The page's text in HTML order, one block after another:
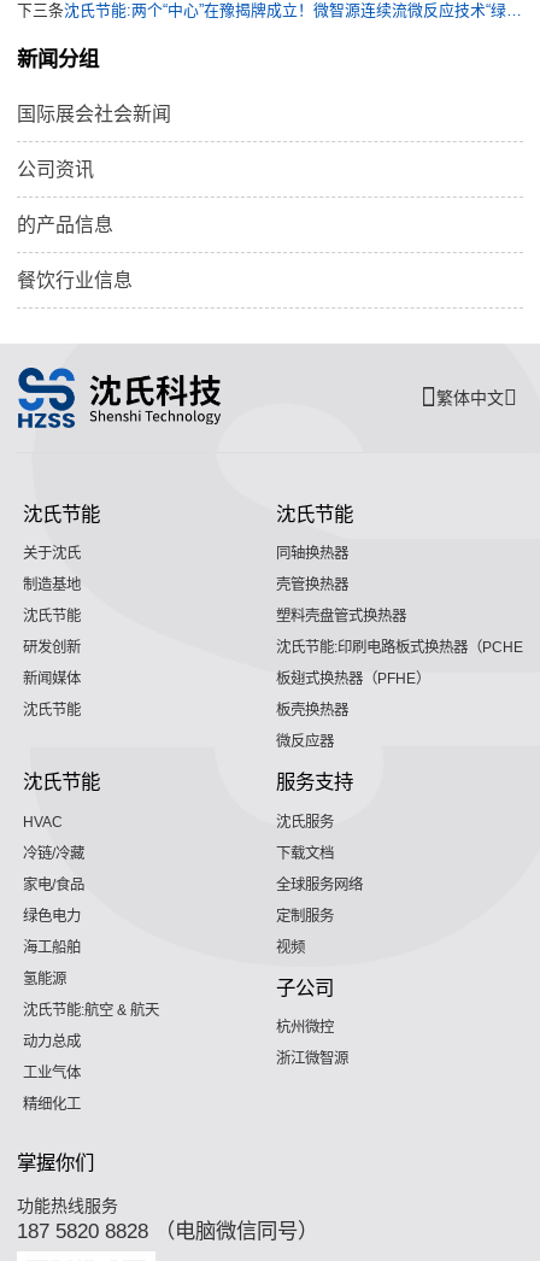
下三条
沈氏节能:两个“中心”在豫揭牌成立！微智源连续流微反应技术“绿”启新程
新闻分组
国际展会社会新闻
公司资讯
的产品信息
餐饮行业信息
繁体中文
沈氏节能
关于沈氏
制造基地
沈氏节能
研发创新
新闻媒体
沈氏节能
沈氏节能
同轴换热器
壳管换热器
塑料壳盘管式换热器
沈氏节能:印刷电路板式换热器（PCHE）
板翅式换热器（PFHE）
板壳换热器
微反应器
沈氏节能
HVAC
冷链/冷藏
家电/食品
绿色电力
海工船舶
氢能源
沈氏节能:航空 & 航天
动力总成
工业气体
精细化工
服务支持
沈氏服务
下载文档
全球服务网络
定制服务
视频
子公司
杭州微控
浙江微智源
掌握你们
功能热线服务
187 5820 8828 （电脑微信同号）